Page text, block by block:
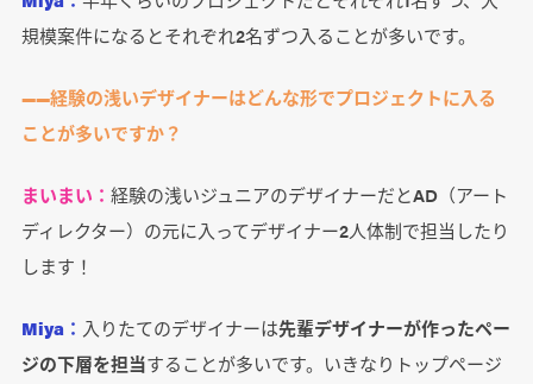
規模案件になるとそれぞれ2名ずつ入ることが多いです。
――経験の浅いデザイナーはどんな形でプロジェクトに入る
ことが多いですか？
まいまい： 経験の浅いジュニアのデザイナーだとAD（アート
ディレクター）の元に入ってデザイナー2人体制で担当したり
します！
Miya： 入りたてのデザイナーは先輩デザイナーが作ったペー
ジの下層を担当することが多いです。いきなりトップページ